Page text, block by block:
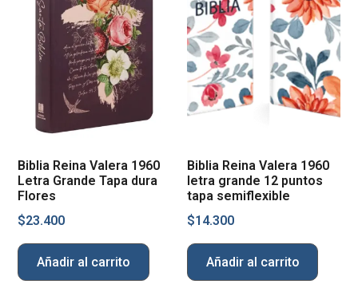
Biblia Reina Valera 1960
Letra Grande Tapa dura
Flores
$23.400
Añadir al carrito
Biblia Reina Valera 1960
letra grande 12 puntos
tapa semiflexible
$14.300
Añadir al carrito